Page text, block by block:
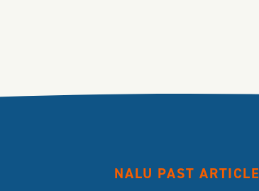
NALU PAST ARTICLE